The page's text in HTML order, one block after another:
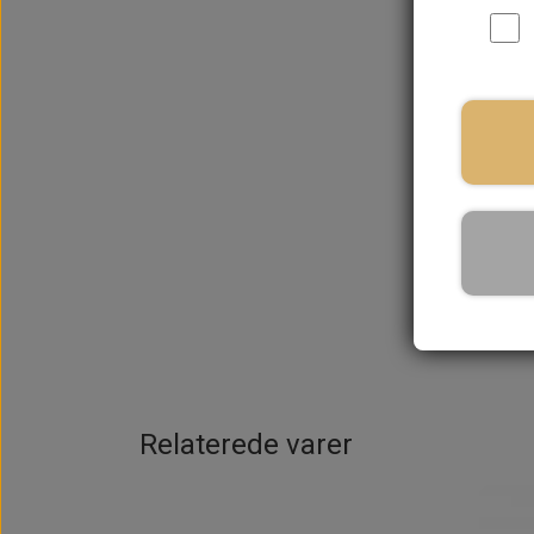
Relaterede varer